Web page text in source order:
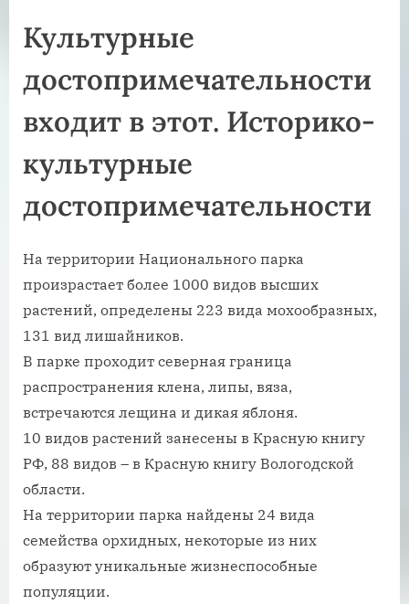
Культурные
достопримечательности
входит в этот. Историко-
культурные
достопримечательности
На территории Национального парка
произрастает более 1000 видов высших
растений, определены 223 вида мохообразных,
131 вид лишайников.
В парке проходит северная граница
распространения клена, липы, вяза,
встречаются лещина и дикая яблоня.
10 видов растений занесены в Красную книгу
РФ, 88 видов – в Красную книгу Вологодской
области.
На территории парка найдены 24 вида
семейства орхидных, некоторые из них
образуют уникальные жизнеспособные
популяции.